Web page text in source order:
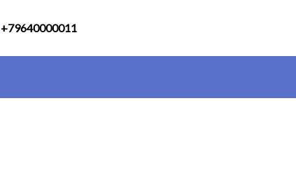
+79640000011